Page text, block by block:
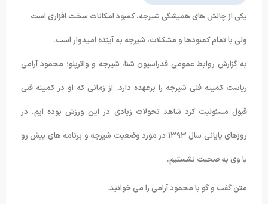
یکی از چالش های همیشگی شیرجه، کمبود امکانات سخت افزاری است
ولی با تمام کمبودها و مشکلات، شیرجه به آینده امیدوار است.
به گزارش روابط عمومی فدراسیون شنا، شیرجه و واترپلو؛ محمود آرامی
ریاست کمیته فنی شیرجه را برعهده دارد. از زمانی که او در کمیته فنی
قبول مسئولیت کرد شاهد تحولات زیادی در این ورزش بوده ایم. در
روزهای پایانی سال ۱۳۹۳ در مورد وضعیت شیرجه و برنامه های پیش رو
با وی به صحبت نشستیم.
متن گفت و گو با محمود آرامی را می خوانید.